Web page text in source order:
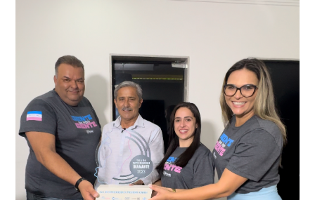
videomonitoramento acionou a Guarda Civil Municipal,
através da conferência do Chassi, a motocicleta, bem
conta do sistema de videomonitoramento instalado
recentemente em todo o município de Presidente
Kennedy, o sistema é integrado com outros municípios
do país, sendo possível a identificação de veículos por
meio do cruzamento de informações, nesse caso
específico, com dados de uma cidade do Estado do Rio
de Janeiro.
“Mais de 100 câmeras foram instaladas na sede e no
interior de Presidente Kennedy, garantindo mais
segurança à população, seja nas ruas, no comércio, os
produtores agropecuários. Estamos no rumo certo,
parabéns a todos os servidores que contribuem para a
segurança da nossa cidade”, destaca o prefeito Dorlei